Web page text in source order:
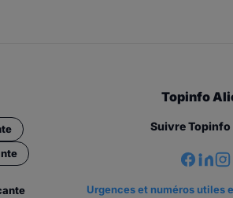
Topinfo
Suivre
Urgences et numéros utiles